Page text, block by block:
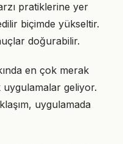
pratiklerine yer
biçimde yükseltir.
doğurabilir.
en çok merak
uygulamalar geliyor.
uygulamada